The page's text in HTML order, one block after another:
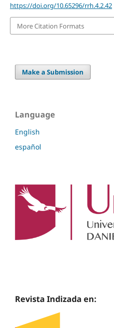
https://doi.org/10.65296/rrh.4.2.42
More Citation Formats
Make a Submission
Language
English
español
Revista Indizada en: